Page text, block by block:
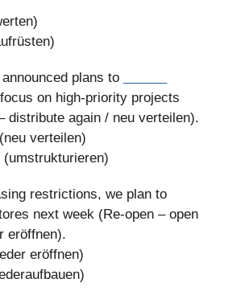
plans to
on high-priority projects
distribute again / neu verteilen).
verteilen)
(umstrukturieren)
restrictions, we plan to
next week (Re-open – open
eröffnen).
eröffnen)